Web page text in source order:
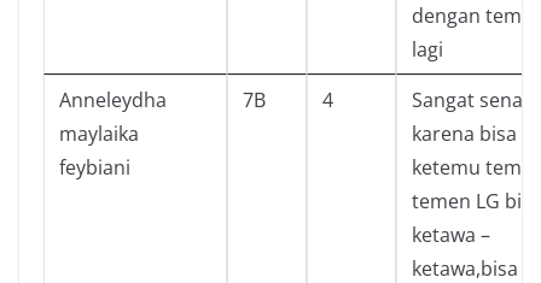
dengan
lagi
Anneleydha
maylaika
feybiani
7B 4
Sangat
karena bisa
ketemu
temen LG bisa
ketawa –
ketawa,bisa